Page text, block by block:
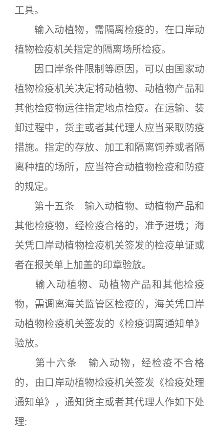
工具。
输入动植物，需隔离检疫的，在口岸动
植物检疫机关指定的隔离场所检疫。
因口岸条件限制等原因，可以由国家动
植物检疫机关决定将动植物、动植物产品和
其他检疫物运往指定地点检疫。在运输、装
卸过程中，货主或者其代理人应当采取防疫
措施。指定的存放、加工和隔离饲养或者隔
离种植的场所，应当符合动植物检疫和防疫
的规定。
第十五条 输入动植物、动植物产品和
其他检疫物，经检疫合格的，准予进境；海
关凭口岸动植物检疫机关签发的检疫单证或
者在报关单上加盖的印章验放。
输入动植物、动植物产品和其他检疫
物，需调离海关监管区检疫的，海关凭口岸
动植物检疫机关签发的《检疫调离通知单》
验放。
第十六条 输入动物，经检疫不合格
的，由口岸动植物检疫机关签发《检疫处理
通知单》，通知货主或者其代理人作如下处
理: